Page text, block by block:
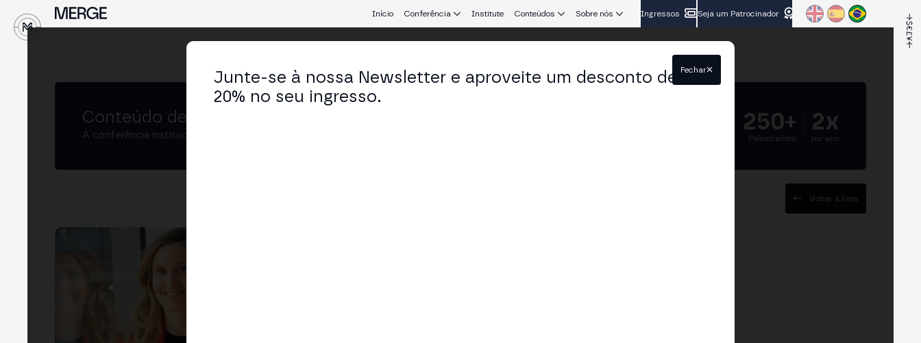
Início Conferência Institute Conteúdos Sobre nós Ingressos Seja um Patrocinador
Conteúdo de MERGE
A conferência institucional de cripto e Web3 que conecta Europa e América Latina.
250+
Palestrantes
2x
por ano
Voltar à lista
Junte-se à nossa Newsletter e aproveite um desconto de
20% no seu ingresso.
Fechar